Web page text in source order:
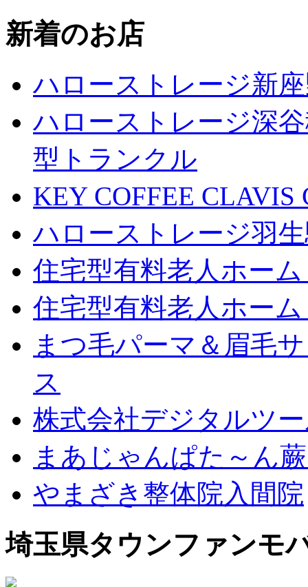
新着のお店
ハローストレージ新
ハローストレージ深
型トランクル
KEY COFFEE
ハローストレージ羽
住宅型有料老人ホー
住宅型有料老人ホー
まつ毛パーマ＆眉毛
ス
株式会社デジタルツ
まあじゃんぱた～ん
やまざき整体院入間院
埼玉県タウンファンモ